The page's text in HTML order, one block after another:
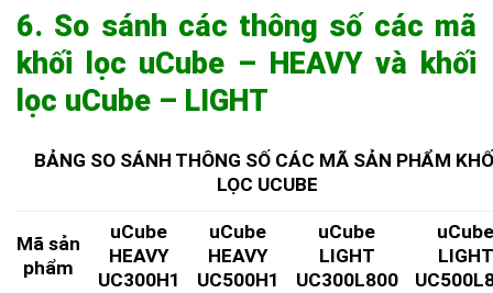
6. So sánh các thông số các mã
khối lọc uCube – HEAVY và khối
lọc uCube – LIGHT
BẢNG SO SÁNH THÔNG SỐ CÁC MÃ SẢN PHẨM
LỌC UCUBE
Mã sản
phẩm
uCube
HEAVY
UC300H1
uCube
HEAVY
UC500H1
uCube
LIGHT
UC300L800
LIGHT